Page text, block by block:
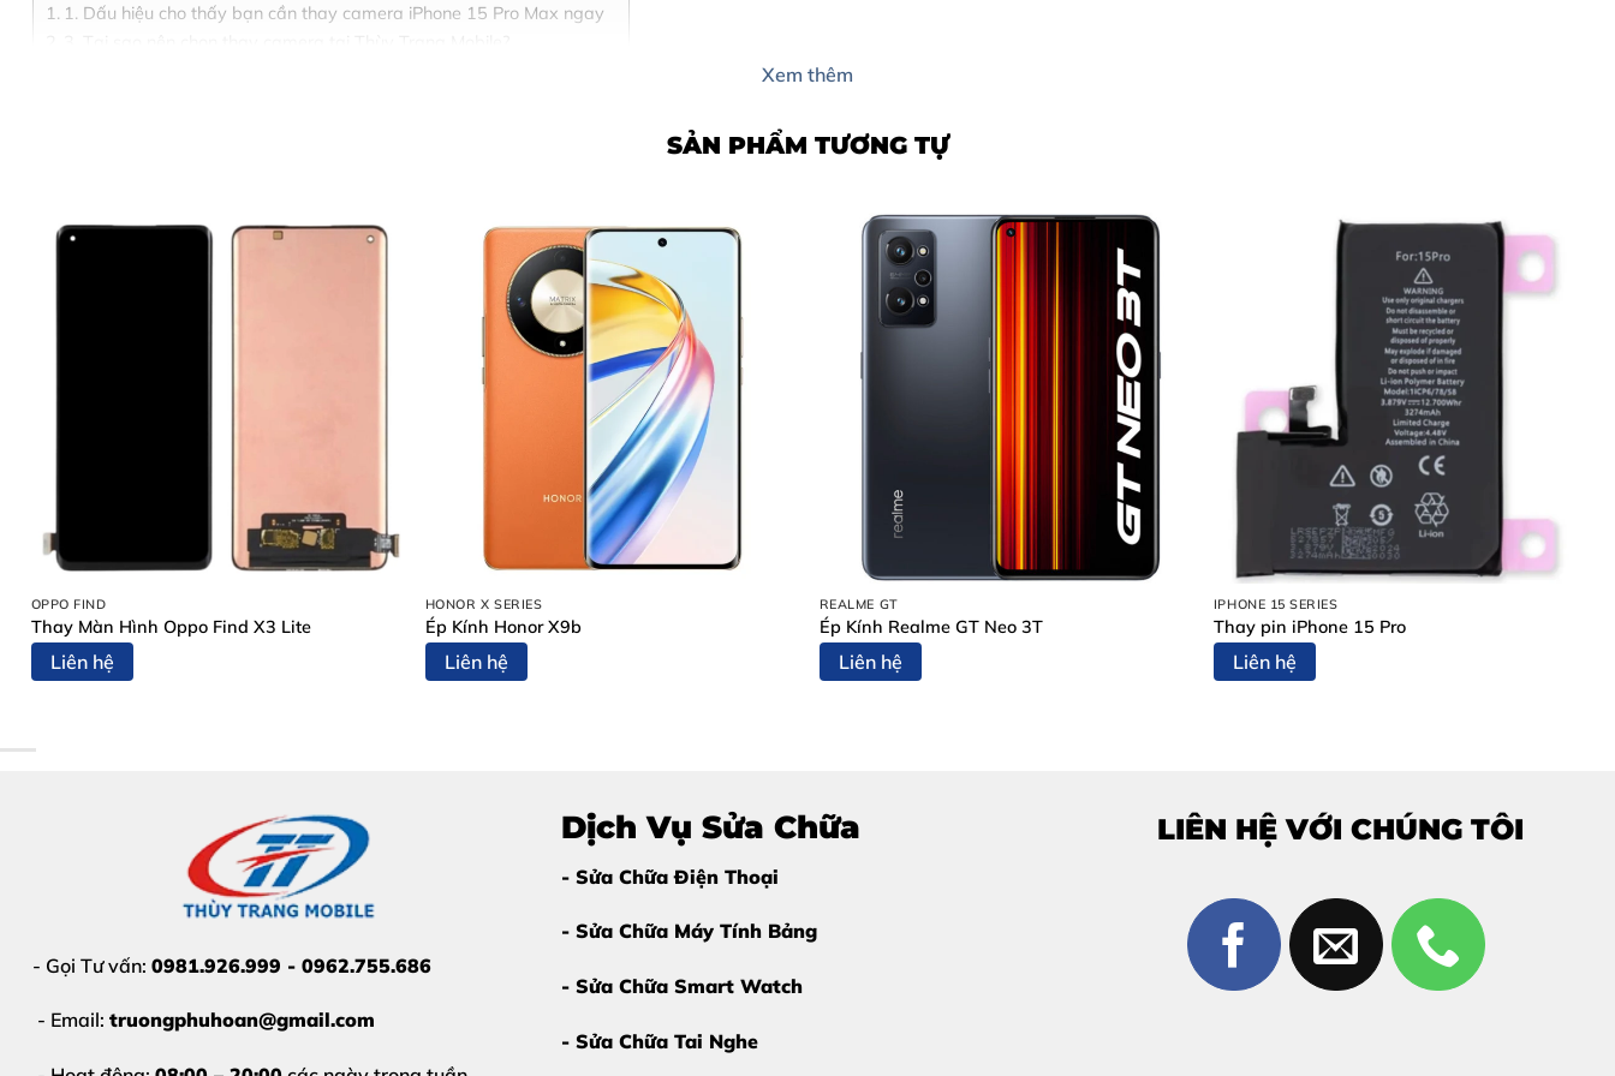
1. Dấu hiệu cho thấy bạn cần thay camera iPhone 15 Pro Max ngay
1. Dấu hiệu cho thấy bạn cần thay camera iPhone 15 Pro Max ngay
iPhone 15 Pro Max nổi tiếng với hệ thống camera chuyên nghiệp. Tuy nhiên, nếu bạn nhận thấy các dấu hiệu sau, đã đến lúc cần kiểm tra và sửa chữa:
Camera không thể lấy nét (focus) vào chủ thể dù ở điều kiện ánh sáng tốt.
Ảnh chụp có những vết đốm lạ, sọc ngang dọc hoặc bị ám màu không rõ nguyên nhân.
Khi mở ứng dụng chụp ảnh, màn hình bị rung liên tục kèm theo tiếng rè nhẹ từ cụm camera.
Bạn mở ứng dụng camera nhưng chỉ thấy một màu đen, không hiện hình ảnh xem trước.
Flash không hoạt động:Camera bị lỗi dẫn đến việc đèn Flash không thể đồng bộ hoặc không sáng khi chụp.
Xem thêm
SẢN PHẨM TƯƠNG TỰ
OPPO FIND
Thay Màn Hình Oppo Find X3 Lite
Liên hệ
HONOR X SERIES
Ép Kính Honor X9b
Liên hệ
REALME GT
Ép Kính Realme GT Neo 3T
Liên hệ
IPHONE 15 SERIES
Thay pin iPhone 15 Pro
Liên hệ
- Gọi Tư vấn: 0981.926.999 - 0962.755.686
- Email: truongphuhoan@gmail.com
Dịch Vụ Sửa Chữa
- Sửa Chữa Điện Thoại
- Sửa Chữa Máy Tính Bảng
- Sửa Chữa Smart Watch
- Sửa Chữa Tai Nghe
LIÊN HỆ VỚI CHÚNG TÔI